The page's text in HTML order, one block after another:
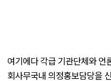
여기에다 각급 기관단체와 언
회사무국내 의정홍보담당을